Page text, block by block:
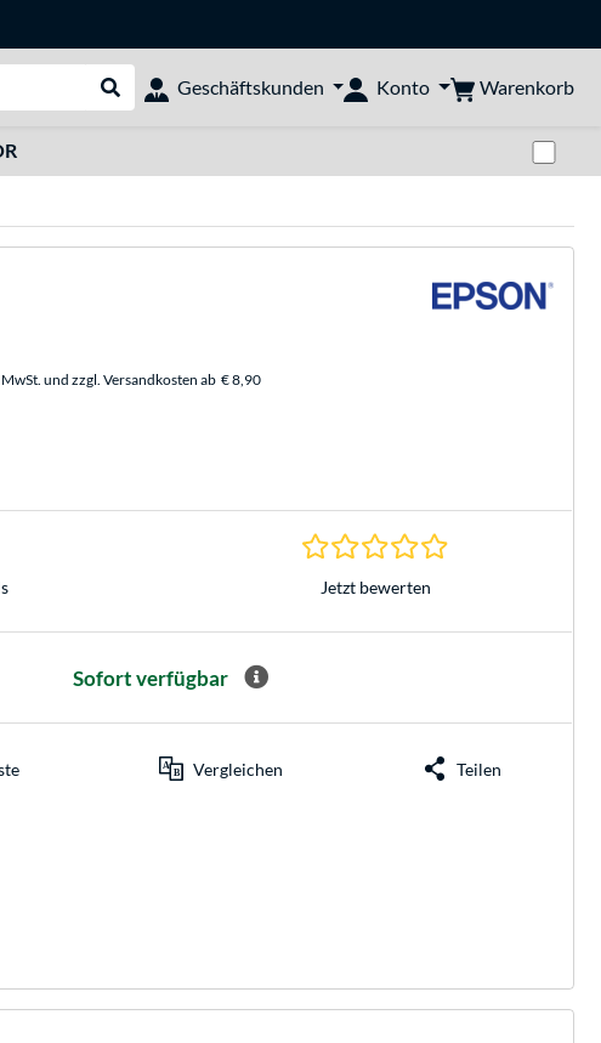
Suche durchführen
Geschäftskunden Konto Warenkorb
und zzgl. Versandkosten ab € 8,90
0.0 Sterne bei 0
Jetzt bewerten
Sofort verfügbar
Vergleichen Teilen